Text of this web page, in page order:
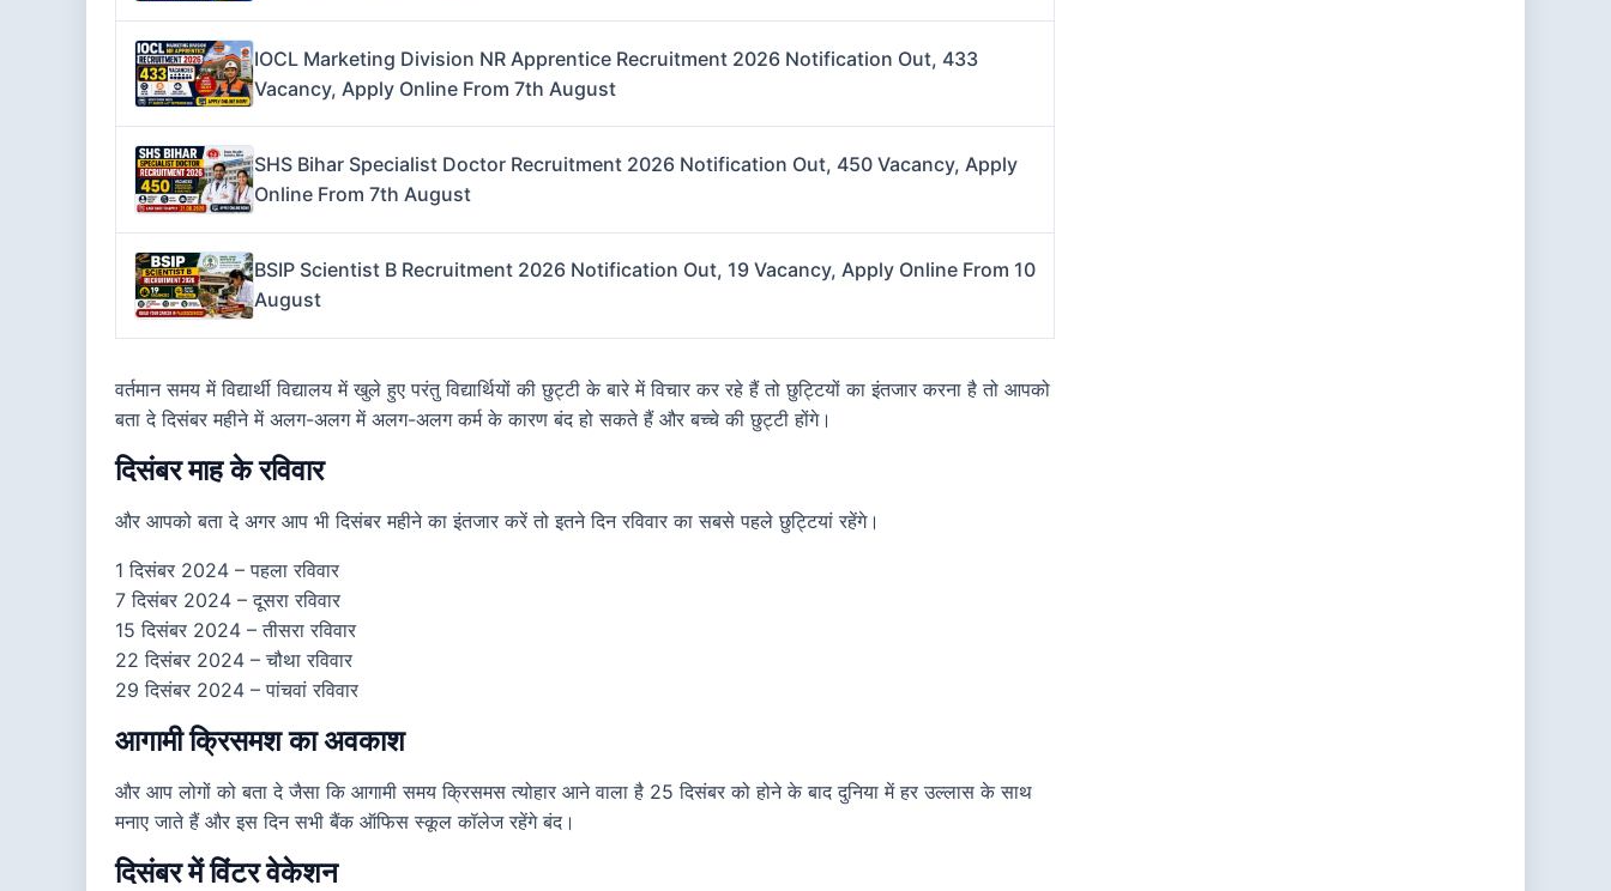
IOCL Marketing Division NR Apprentice Recruitment 2026 Notification Out, 433
Vacancy, Apply Online From 7th August
SHS Bihar Specialist Doctor Recruitment 2026 Notification Out, 450 Vacancy, Apply
Online From 7th August
BSIP Scientist B Recruitment 2026 Notification Out, 19 Vacancy, Apply Online From 10
August
वर्तमान समय में विद्यार्थी विद्यालय में खुले हुए परंतु विद्यार्थियों की छुट्टी के बारे में विचार कर रहे हैं तो छुट्टियों का इंतजार करना है तो आपको
बता दे दिसंबर महीने में अलग-अलग में अलग-अलग कर्म के कारण बंद हो सकते हैं और बच्चे की छुट्टी होंगे।
दिसंबर माह के रविवार
और आपको बता दे अगर आप भी दिसंबर महीने का इंतजार करें तो इतने दिन रविवार का सबसे पहले छुट्टियां रहेंगे।
1 दिसंबर 2024 – पहला रविवार
7 दिसंबर 2024 – दूसरा रविवार
15 दिसंबर 2024 – तीसरा रविवार
22 दिसंबर 2024 – चौथा रविवार
29 दिसंबर 2024 – पांचवां रविवार
आगामी क्रिसमश का अवकाश
और आप लोगों को बता दे जैसा कि आगामी समय क्रिसमस त्योहार आने वाला है 25 दिसंबर को होने के बाद दुनिया में हर उल्लास के साथ
मनाए जाते हैं और इस दिन सभी बैंक ऑफिस स्कूल कॉलेज रहेंगे बंद।
दिसंबर में विंटर वेकेशन